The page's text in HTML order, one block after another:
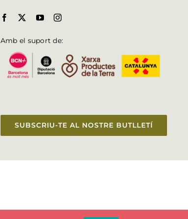
Amb el suport de:
SUBSCRIU-TE AL NOSTRE BUTLLETÍ